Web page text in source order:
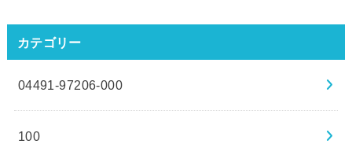
カテゴリー
04491-97206-000
100